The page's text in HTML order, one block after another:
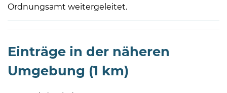
08
Uhr
und
Ordnungsamt weitergeleitet.
Einträge in der näheren
Umgebung (1 km)